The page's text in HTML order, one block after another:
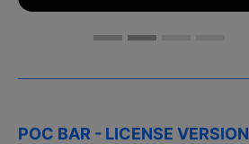
POC BAR - LICENSE VERSION